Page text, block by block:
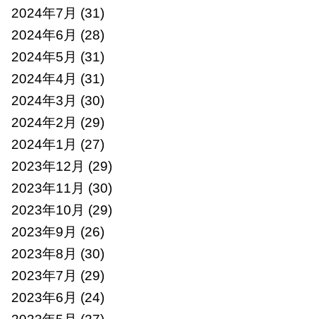
2024年7月 (31)
2024年6月 (28)
2024年5月 (31)
2024年4月 (31)
2024年3月 (30)
2024年2月 (29)
2024年1月 (27)
2023年12月 (29)
2023年11月 (30)
2023年10月 (29)
2023年9月 (26)
2023年8月 (30)
2023年7月 (29)
2023年6月 (24)